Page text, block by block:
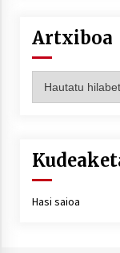
Artxiboa
Hasi saioa